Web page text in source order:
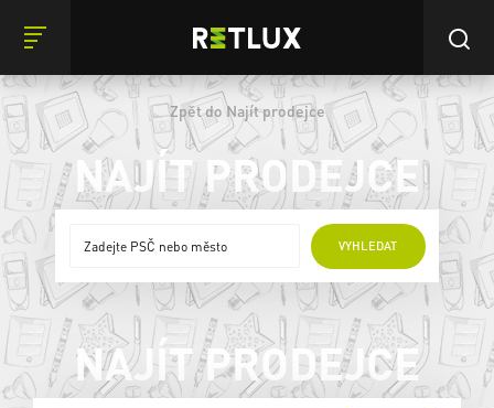
Zpět do Najít prodejce
NAJÍT PRODEJCE
VYHLEDAT
ONLINE PRODEJCI
NAJÍT PRODEJCE